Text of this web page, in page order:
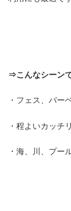
⇒こんなシーン
・フェス、バー
・程よいカッチ
・海、川、プー